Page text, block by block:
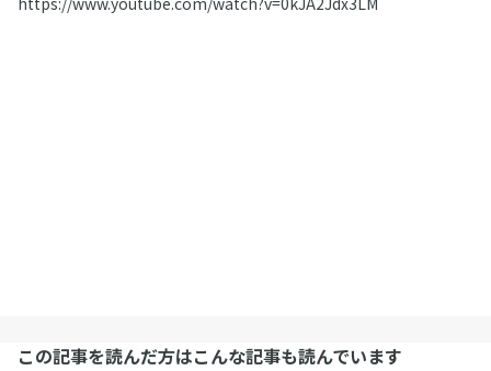
この記事を読んだ方はこんな記事も読んでいます